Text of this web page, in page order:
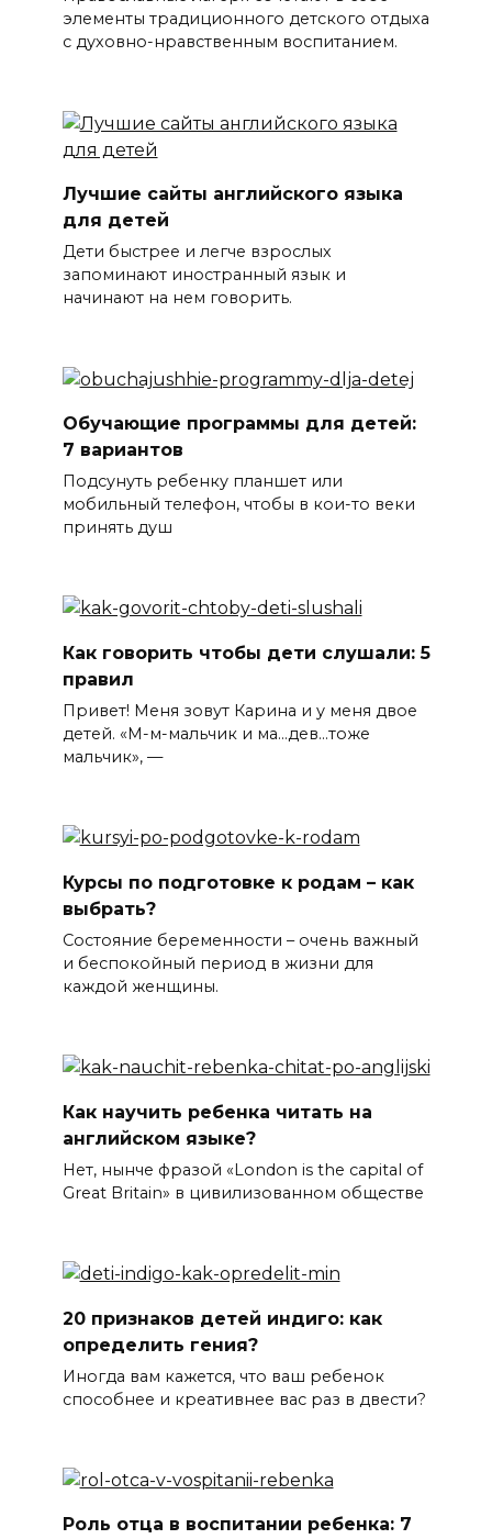
элементы традиционного детского отдыха
с духовно-нравственным воспитанием.
Лучшие сайты английского языка
для детей
Дети быстрее и легче взрослых
запоминают иностранный язык и
начинают на нем говорить.
Обучающие программы для детей:
7 вариантов
Подсунуть ребенку планшет или
мобильный телефон, чтобы в кои-то веки
принять душ
Как говорить чтобы дети слушали: 5
правил
Привет! Меня зовут Карина и у меня двое
детей. «М-м-мальчик и ма…дев…тоже
мальчик», —
Курсы по подготовке к родам – как
выбрать?
Состояние беременности – очень важный
и беспокойный период в жизни для
каждой женщины.
Как научить ребенка читать на
английском языке?
Нет, нынче фразой «London is the capital of
Great Britain» в цивилизованном обществе
20 признаков детей индиго: как
определить гения?
Иногда вам кажется, что ваш ребенок
способнее и креативнее вас раз в двести?
Роль отца в воспитании ребенка: 7